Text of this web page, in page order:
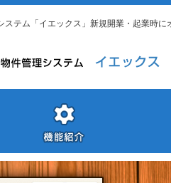
ステム「イエックス」新規開業・起業時に